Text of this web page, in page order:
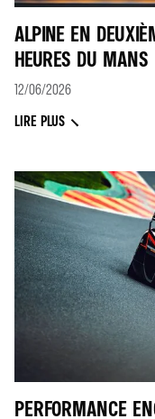
ALPINE EN
HEURES DU MANS
12/06/2026
LIRE PLUS
PERFORMANCE